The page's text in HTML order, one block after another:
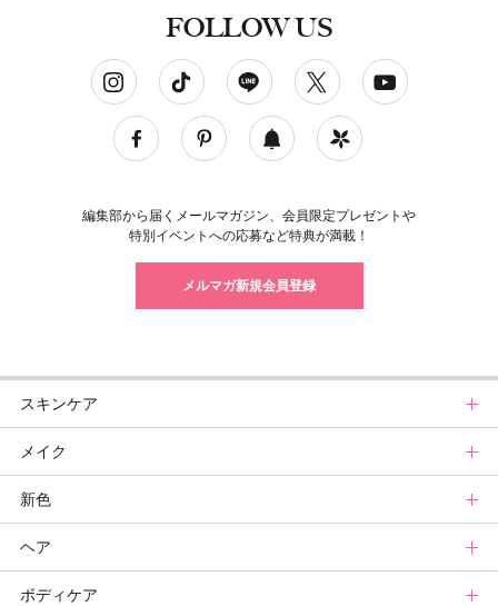
FOLLOW US
編集部から届くメールマガジン、会員限定プレゼントや
特別イベントへの応募など特典が満載！
メルマガ新規会員登録
スキンケア
スキンケアトップ
ニュース
スキンケアまとめ
スキンケア診断
メイク
メイクトップ
ニュース
メイクまとめ
新色
新色トップ
クリスマスコフレ
ヘア
ヘアトップ
ボディケア